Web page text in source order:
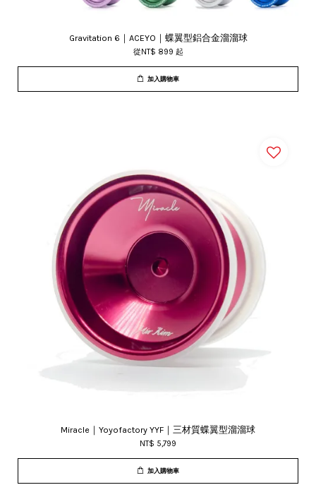
Gravitation 6｜ACEYO｜蝶翼型鋁合金溜溜球
從NT$ 899 起
加入購物車
Miracle｜Yoyofactory YYF｜三材質蝶翼型溜溜球
NT$ 5,799
加入購物車